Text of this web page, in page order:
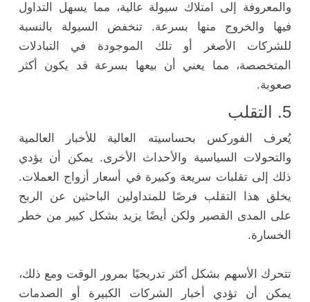
والمعروفة إلى امتلاك سيولة عالية، مما يسهل التداول
فيها والخروج منها بسرعة. تنخفض السيولة بالنسبة
للشركات الأصغر أو تلك الموجودة في التبادلات
المتخصصة، مما يعني أن بيعها بسرعة قد يكون أكثر
صعوبة.
5. التقلب
يُعرف الفوركس بحساسيته العالية للأخبار العالمية
والتحولات السياسية والأحداث الأخرى. يمكن أن يؤدي
ذلك إلى تقلبات سريعة وكبيرة في أسعار أزواج العملات.
يخلق هذا التقلب فرصًا للمتداولين الباحثين عن الربح
على المدى القصير ولكن أيضًا يزيد بشكل كبير من خطر
الخسارة.
تتحرك الأسهم بشكل أكثر تدريجيًا بمرور الوقت ومع ذلك،
يمكن أن تؤدي أخبار الشركات الكبيرة أو الصدمات